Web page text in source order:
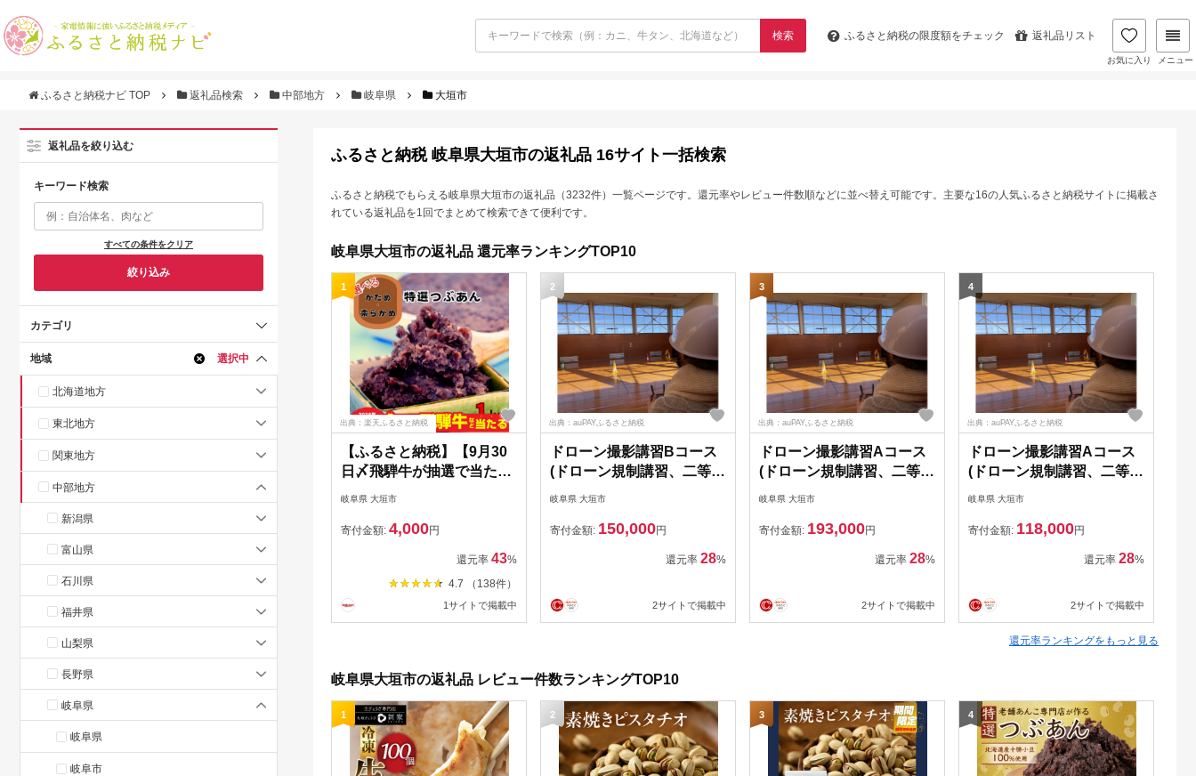
検索 ふるさと納税の限度額をチェック 返礼品リスト
お気に入り メニュー
ふるさと納税ナビ TOP 返礼品検索 中部地方 岐阜県 大垣市
返礼品を絞り込む
キーワード検索
すべての条件をクリア
絞り込み
カテゴリ
地域 選択中
北海道地方
東北地方
関東地方
中部地方
新潟県
富山県
石川県
福井県
山梨県
長野県
岐阜県
岐阜県
岐阜市
ふるさと納税 岐阜県大垣市の返礼品 16サイト一括検索
ふるさと納税でもらえる岐阜県大垣市の返礼品（3232件）一覧ページです。還元率やレビュー件数順などに並べ替え可能です。主要な16の人気ふるさと納税サイトに掲載さ
れている返礼品を1回でまとめて検索できて便利です。
岐阜県大垣市の返礼品 還元率ランキングTOP10
1
出典：楽天ふるさと納税
【ふるさと納税】【9月30
日〆飛騨牛が抽選で当た
る】特選つぶあん 1kg（選
垣名水仕込み あんこ 餡子
お菓子 和菓子 小豆 松下製
餡所 岐阜県 大垣市 常温
4000円 人気 ランキング
岐阜県 大垣市
寄付金額: 4,000円
還元率 43%
4.7 （138件）
1サイトで掲載中
2
出典：auPAYふるさと納税
ドローン撮影講習Bコース
(ドローン規制講習、二等無
人航空機操縦士取得)クーポ
岐阜県 大垣市
寄付金額: 150,000円
還元率 28%
2サイトで掲載中
3
出典：auPAYふるさと納税
ドローン撮影講習Aコース
(ドローン規制講習、二等無
人航空機操縦士取得)クーポ
岐阜県 大垣市
寄付金額: 193,000円
還元率 28%
2サイトで掲載中
4
出典：auPAYふるさと納税
ドローン撮影講習Aコース
(ドローン規制講習、二等無
人航空機操縦士取得)クーポ
岐阜県 大垣市
寄付金額: 118,000円
還元率 28%
2サイトで掲載中
還元率ランキングをもっと見る
岐阜県大垣市の返礼品 レビュー件数ランキングTOP10
1 2 3 4